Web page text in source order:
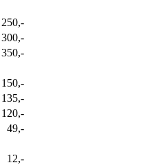
250,-
300,-
350,-
150,-
135,-
120,-
49,-
12,-